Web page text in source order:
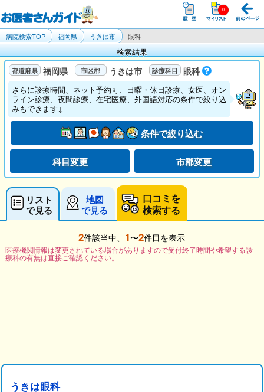
病院検索TOP 福岡県 うきは市 眼科
検索結果
福岡県 うきは市 眼科
さらに診療時間、ネット予約可、日曜・休日診療、女医、オン
ライン診療、夜間診療、在宅医療、外国語対応の条件で絞り込
みもできます↓
条件で絞り込む
科目変更 市郡変更
リスト
で見る
地図
で見る
口コミを
検索する
2件該当中、 1〜2件目を表示
医療機関情報は変更されている場合がありますので受付終了時間や希望する診
療科の有無は直接ご確認ください。
うきは眼科